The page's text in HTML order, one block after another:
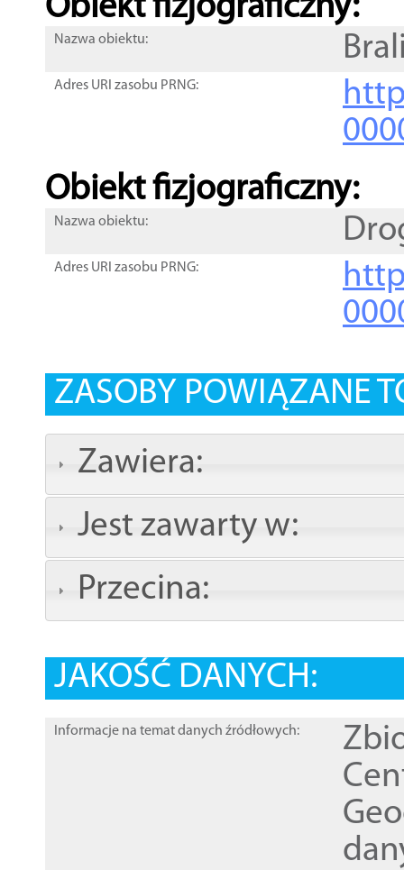
Obiekt fizjograficzny:
Nazwa obiektu:
Adres URI zasobu PRNG:
Obiekt fizjograficzny:
Nazwa obiektu:
Adres URI zasobu PRNG:
ZASOBY POWIĄZANE
Zawiera:
Jest zawarty w:
Przecina:
JAKOŚĆ DANYCH:
Informacje na temat danych źródłowych: